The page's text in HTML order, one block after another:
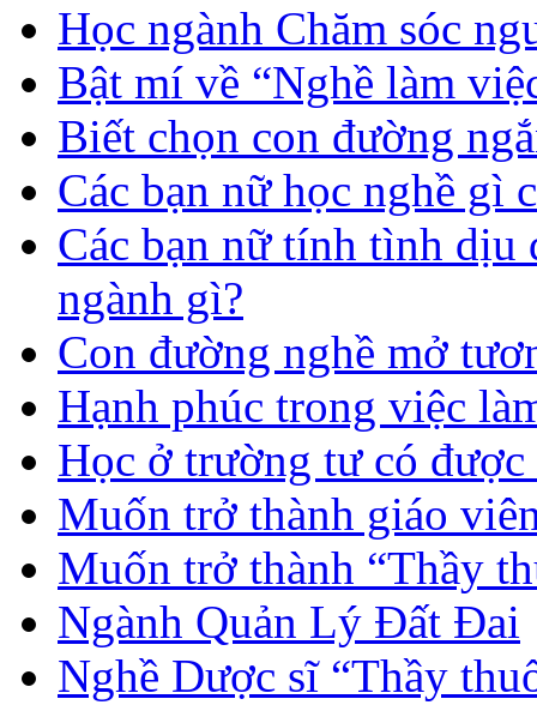
Học ngành Chăm sóc
Bật mí về “Nghề làm
Biết chọn con đường
Các bạn nữ học nghề gì
Các bạn nữ tính tình dịu
ngành gì?
Con đường nghề mở
Hạnh phúc trong việc
Học ở trường tư có
Muốn trở thành giáo
Muốn trở thành “Thầy
Ngành Quản Lý Đất Đai
Nghề Dược sĩ “Thầy